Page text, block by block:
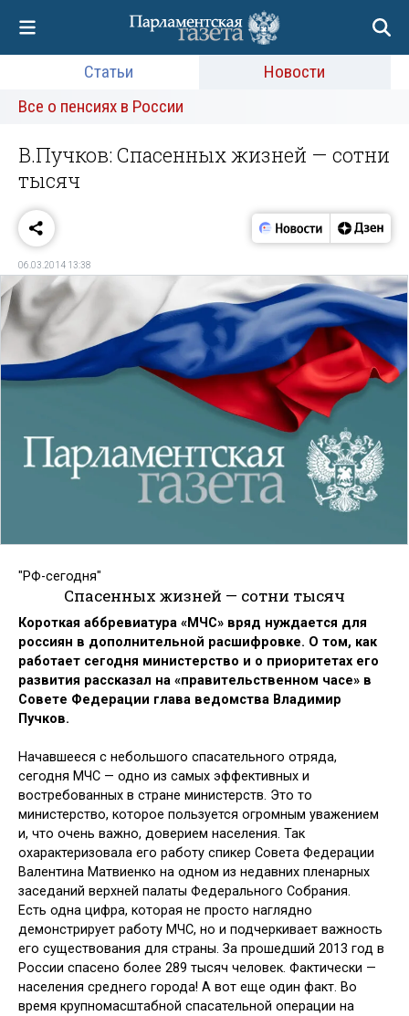
Статьи
Новости
Все о пенсиях в России
В.Пучков: Спасенных жизней — сотни
тысяч
06.03.2014 13:38
"РФ-сегодня"
Спасенных жизней — сотни тысяч
Короткая аббревиатура «МЧС» вряд нуждается для
россиян в дополнительной расшифровке. О том, как
работает сегодня министерство и о приоритетах его
развития рассказал на «правительственном часе» в
Совете Федерации глава ведомства Владимир
Пучков.
Начавшееся с небольшого спасательного отряда,
сегодня МЧС — одно из самых эффективных и
востребованных в стране министерств. Это то
министерство, которое пользуется огромным уважением
и, что очень важно, доверием населения. Так
охарактеризовала его работу спикер Совета Федерации
Валентина Матвиенко на одном из недавних пленарных
заседаний верхней палаты Федерального Собрания.
Есть одна цифра, которая не просто наглядно
демонстрирует работу МЧС, но и подчеркивает важность
его существования для страны. За прошедший 2013 год в
России спасено более 289 тысяч человек. Фактически —
населения среднего города! А вот еще один факт. Во
время крупномасштабной спасательной операции на